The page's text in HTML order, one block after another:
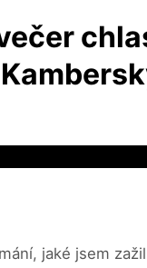
jaké jsem